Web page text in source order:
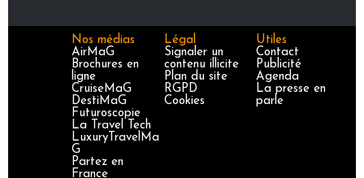
Nos médias
AirMaG
Brochures en
ligne
CruiseMaG
DestiMaG
Futuroscopie
La Travel Tech
LuxuryTravelMa
G
Partez en
France
Légal
Signaler un
contenu illicite
Plan du site
RGPD
Cookies
Utiles
Contact
Publicité
Agenda
La presse en
parle